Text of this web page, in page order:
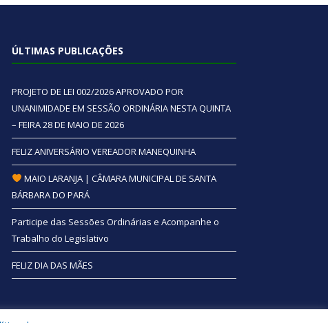
ÚLTIMAS PUBLICAÇÕES
PROJETO DE LEI 002/2026 APROVADO POR
UNANIMIDADE EM SESSÃO ORDINÁRIA NESTA QUINTA
– FEIRA 28 DE MAIO DE 2026
FELIZ ANIVERSÁRIO VEREADOR MANEQUINHA
MAIO LARANJA | CÂMARA MUNICIPAL DE SANTA
BÁRBARA DO PARÁ
Participe das Sessões Ordinárias e Acompanhe o
Trabalho do Legislativo
FELIZ DIA DAS MÃES